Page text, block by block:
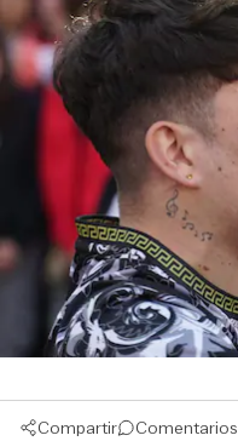
Compartir Comentarios